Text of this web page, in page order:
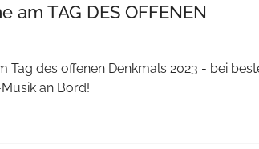
am TAG DES OFFENEN
Tag des offenen Denkmals 2023 - bei
an Bord!